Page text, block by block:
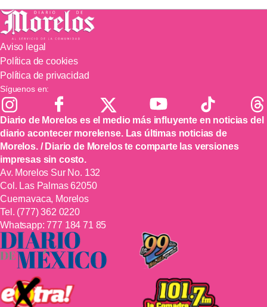
Aviso legal
Política de cookies
Política de privacidad
Síguenos en:
Diario de Morelos es el medio más influyente en noticias del
diario acontecer morelense. Las últimas noticias de
Morelos. / Diario de Morelos te comparte las versiones
impresas sin costo.
Av. Morelos Sur No. 132
Col. Las Palmas 62050
Cuernavaca, Morelos
Tel. (777) 362 0220
Whatsapp:777 184 71 85